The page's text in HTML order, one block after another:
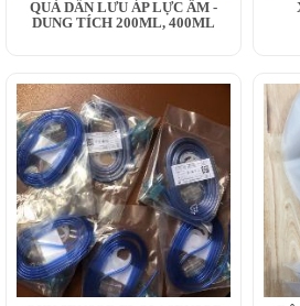
QUẢ DẪN LƯU ÁP LỰC ÂM -
DUNG TÍCH 200ML, 400ML